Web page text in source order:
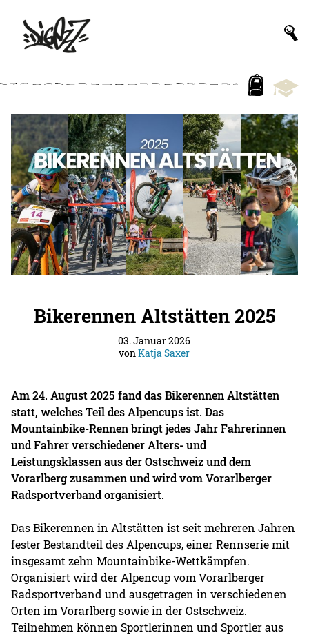
Bikerennen Altstätten 2025
03. Januar 2026
vonKatja Saxer
Am 24. August 2025 fand das Bikerennen Altstätten
statt, welches Teil des Alpencups ist. Das
Mountainbike-Rennen bringt jedes Jahr Fahrerinnen
und Fahrer verschiedener Alters- und
Leistungsklassen aus der Ostschweiz und dem
Vorarlberg zusammen und wird vom Vorarlberger
Radsportverband organisiert.
Das Bikerennen in Altstätten ist seit mehreren Jahren
fester Bestandteil des Alpencups, einer Rennserie mit
insgesamt zehn Mountainbike-Wettkämpfen.
Organisiert wird der Alpencup vom Vorarlberger
Radsportverband und ausgetragen in verschiedenen
Orten im Vorarlberg sowie in der Ostschweiz.
Teilnehmen können Sportlerinnen und Sportler aus